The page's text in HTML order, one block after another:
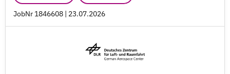
JobNr 1846608 | 23.07.2026